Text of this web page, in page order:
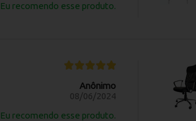
Eu recomendo esse produto.
Anônimo
08/06/2024
Eu recomendo esse produto.